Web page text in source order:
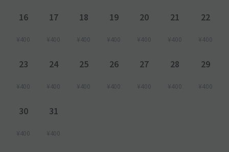
16
¥400
17
¥400
18
¥400
19
¥400
20
¥400
21
¥400
22
¥400
23
¥400
24
¥400
25
¥400
26
¥400
27
¥400
28
¥400
29
¥400
30
¥400
31
¥400